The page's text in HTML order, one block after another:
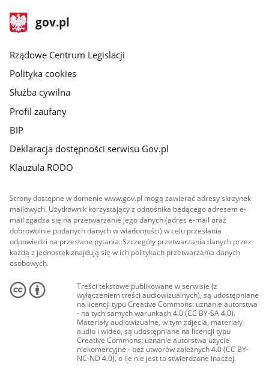
stopka
gov.plStrona
gov.pl
Rządowe Centrum Legislacji
Polityka cookies
Służba cywilna
Profil zaufany
BIP
Deklaracja dostępności serwisu Gov.pl
Klauzula RODO
Strony dostępne w domenie www.gov.pl mogą zawierać adresy skrzynek
mailowych. Użytkownik korzystający z odnośnika będącego adresem e-
mail zgadza się na przetwarzanie jego danych (adres e-mail oraz
dobrowolnie podanych danych w wiadomości) w celu przesłania
odpowiedzi na przesłane pytania. Szczegóły przetwarzania danych przez
każdą z jednostek znajdują się w ich politykach przetwarzania danych
osobowych.
Treści tekstowe publikowane w serwisie (z
wyłączeniem treści audiowizualnych), są udostępniane
na licencji typu Creative Commons: uznanie autorstwa
- na tych samych warunkach 4.0 (CC BY-SA 4.0).
Materiały audiowizualne, w tym zdjęcia, materiały
audio i wideo, są udostępniane na licencji typu
Creative Commons: uznanie autorstwa użycie
niekomercyjne - bez utworów zależnych 4.0 (CC BY-
NC-ND 4.0), o ile nie jest to stwierdzone inaczej.